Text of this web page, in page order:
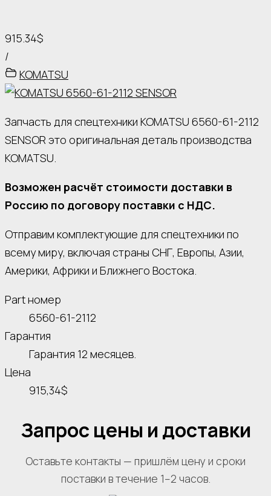
915.34$
/
KOMATSU
Запчасть для спецтехники KOMATSU 6560-61-2112
SENSOR это оригинальная деталь производства
KOMATSU.
Возможен расчёт стоимости доставки в
Россию по договору поставки с НДС.
Отправим комплектующие для спецтехники по
всему миру, включая страны СНГ, Европы, Азии,
Америки, Африки и Ближнего Востока.
Part номер
6560-61-2112
Гарантия
Гарантия 12 месяцев.
Цена
915,34$
Запрос цены и доставки
Оставьте контакты — пришлём цену и сроки
поставки в течение 1–2 часов.